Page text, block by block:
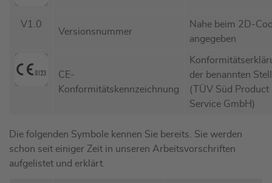
V1.0
Versionsnummer
Nahe beim 2D-
angegeben
CE-
Konformitätskennzeichnung
der benannten
(TÜV Süd Product
Service GmbH)
Die folgenden Symbole kennen Sie bereits. Sie werden
schon seit einiger Zeit in unseren Arbeitsvorschriften
aufgelistet und erklärt.